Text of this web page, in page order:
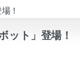
ット」登場！